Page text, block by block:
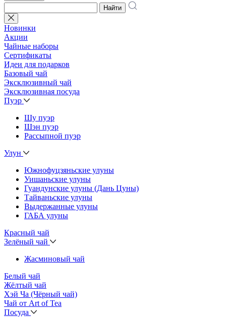
Найти
Новинки
Акции
Чайные наборы
Сертификаты
Идеи для подарков
Базовый чай
Эксклюзивный чай
Эксклюзивная посуда
Пуэр
Шу пуэр
Шэн пуэр
Рассыпной пуэр
Улун
Южнофуцзяньские улуны
Уишаньские улуны
Гуандунские улуны (Дань Цуны)
Тайваньские улуны
Выдержанные улуны
ГАБА улуны
Красный чай
Зелёный чай
Жасминовый чай
Белый чай
Жёлтый чай
Хэй Ча (Чёрный чай)
Чай от Art of Tea
Посуда